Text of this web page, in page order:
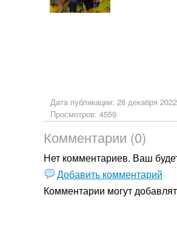
Дата публикации: 28 декабря 2022
Просмотров: 4559
Комментарии (0)
Нет комментариев. Ваш
Добавить комментарий
Комментарии могут